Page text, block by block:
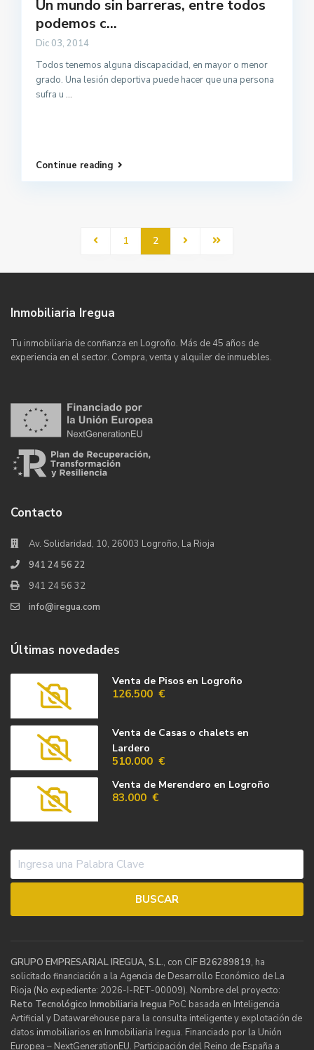
Un mundo sin barreras, entre todos
podemos c...
Dic 03, 2014
Todos tenemos alguna discapacidad, en mayor o menor
grado. Una lesión deportiva puede hacer que una persona
sufra u...
Continue reading
1 2
Inmobiliaria Iregua
Tu inmobiliaria de confianza en Logroño. Más de 45 años de
experiencia en el sector. Compra, venta y alquiler de inmuebles.
Contacto
Av. Solidaridad, 10, 26003 Logroño, La Rioja
941 24 56 22
941 24 56 32
info@iregua.com
Últimas novedades
Venta de Pisos en Logroño
126.500 €
Venta de Casas o chalets en
Lardero
510.000 €
Venta de Merendero en Logroño
83.000 €
GRUPO EMPRESARIAL IREGUA, S.L., con CIFB26289819, ha
solicitado financiación a la Agencia de Desarrollo Económico de La
Rioja (No expediente: 2026-I-RET-00009). Nombre del proyecto:
Reto Tecnológico Inmobiliaria Iregua PoC basada en Inteligencia
Artificial y Datawarehouse para la consulta inteligente y explotación de
datos inmobiliarios en Inmobiliaria Iregua. Financiado por la Unión
Europea – NextGenerationEU. Participación del Reino de España a